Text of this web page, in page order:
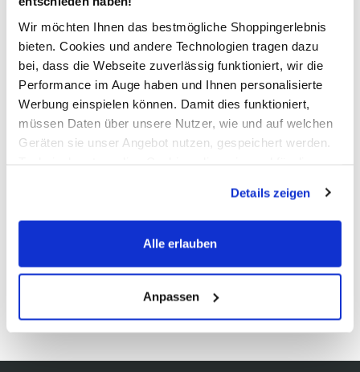
Wir möchten Ihnen das bestmögliche Shoppingerlebnis
bieten. Cookies und andere Technologien tragen dazu
bei, dass die Webseite zuverlässig funktioniert, wir die
Performance im Auge haben und Ihnen personalisierte
Werbung einspielen können. Damit dies funktioniert,
müssen Daten über unsere Nutzer, wie und auf welchen
Geräten sie unser Angebot nutzen, gespeichert werden.
werden, werden bei der Nutzung der Webseite auf jeden
Fall gesetzt. Cookies von Drittanbietern für Analyse- oder
Trackingzwecke werden nur dann aktiviert, wenn Sie das
erlauben" bzw. "Alle erlauben" klicken. Mehr dazu
(einschließlich der Möglichkeit, die Einwilligungserklärung
zu ändern oder zu widerrufen) erfahren Sie in unserem
Cookie-Hinweisbzw. derDatenschutzerklärung.
Details zeigen
Alle erlauben
Anpassen
AWG Artikelnummer
923287-blau
Material
Details zur Produktsicherheit anzeigen